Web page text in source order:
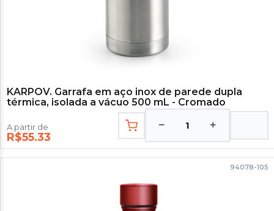
KARPOV. Garrafa em aço inox de parede dupla
térmica, isolada a vácuo 500 mL - Cromado
A partir de
R$55.33
− 1 +
94078-105